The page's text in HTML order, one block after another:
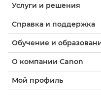
Услуги и решения
Справка и поддержка
Обучение и
О компании Canon
Мой профиль